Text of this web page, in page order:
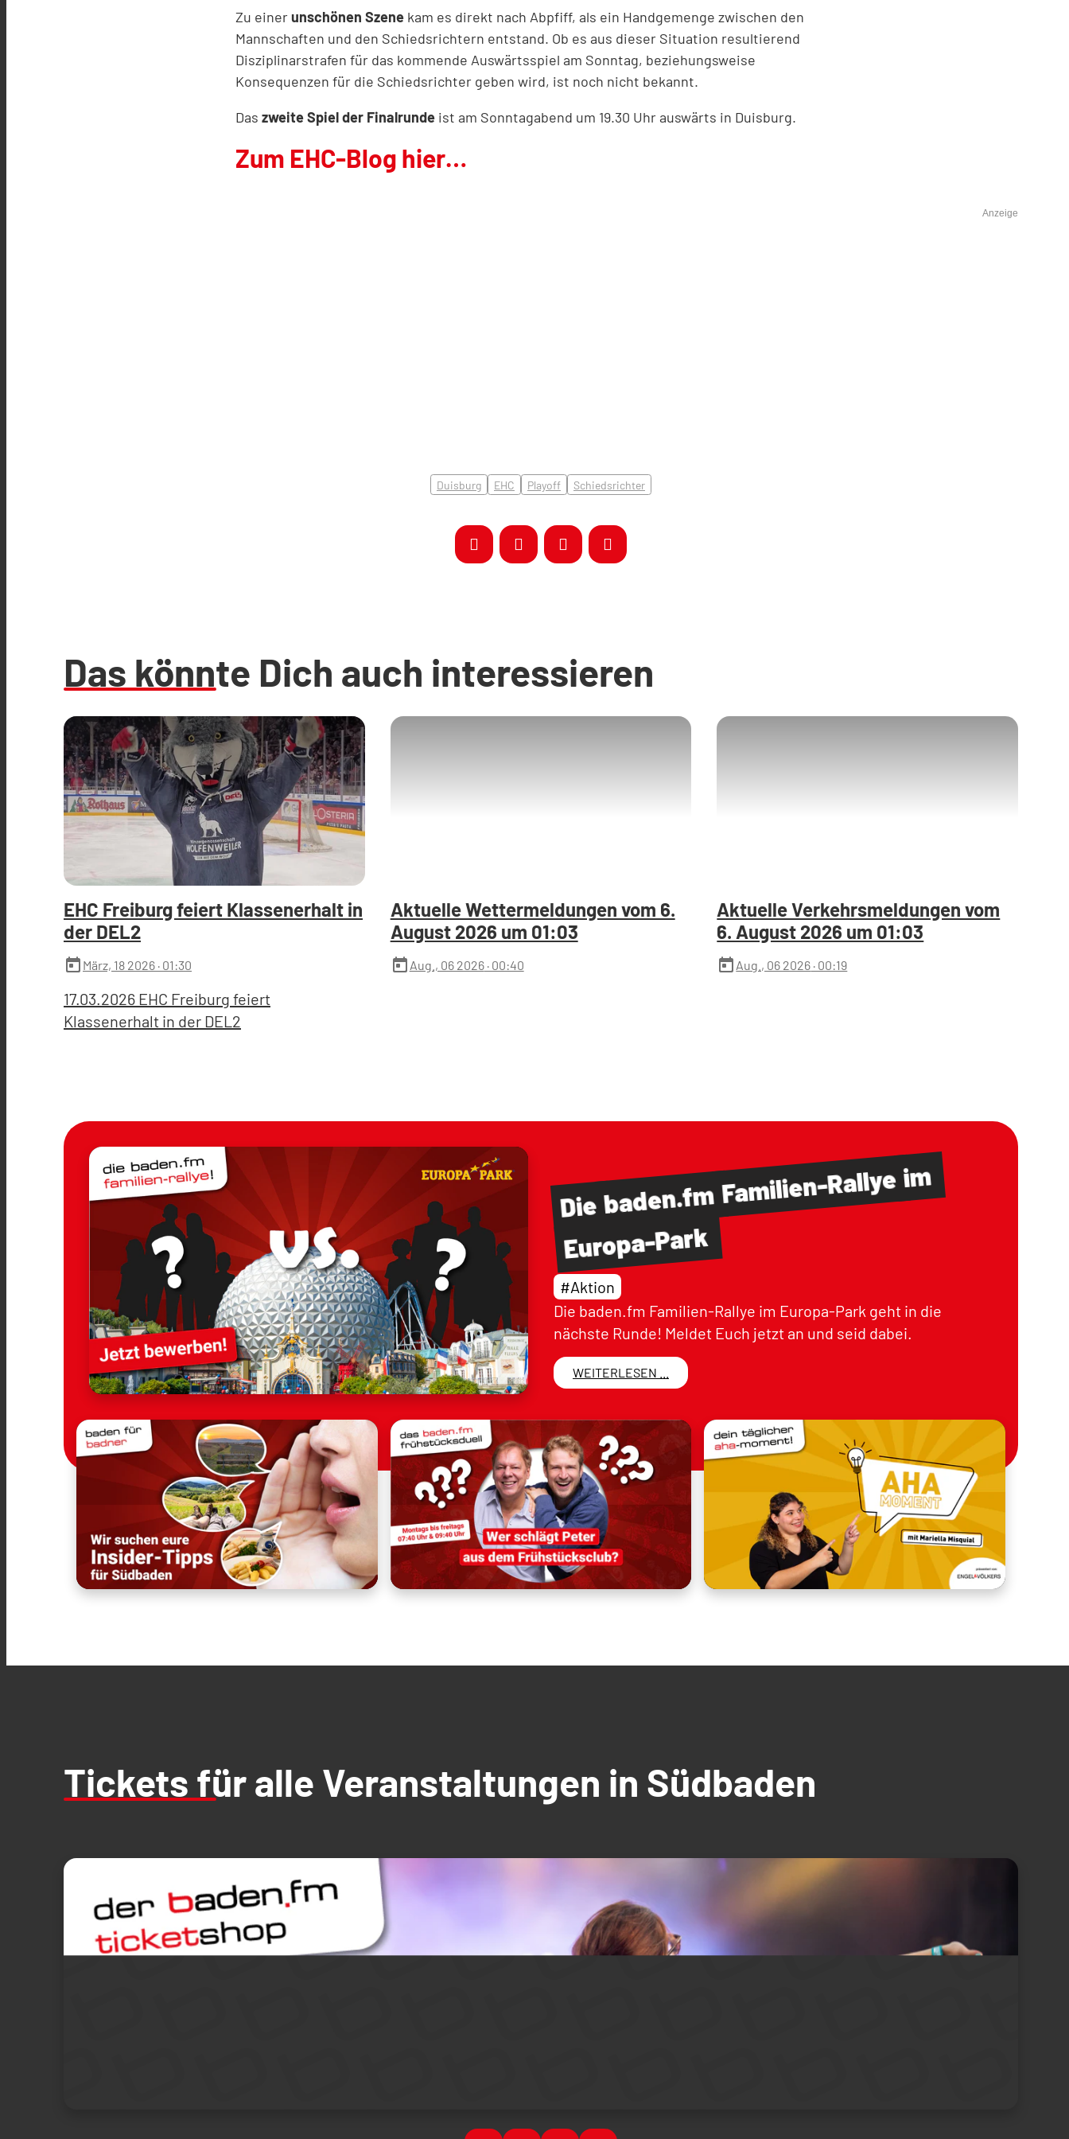
Zu einerunschönen Szene kam es direkt nach Abpfiff, als ein Handgemenge zwischen den
Mannschaften und den Schiedsrichtern entstand. Ob es aus dieser Situation resultierend
Disziplinarstrafen für das kommende Auswärtsspiel am Sonntag, beziehungsweise
Konsequenzen für die Schiedsrichter geben wird, ist noch nicht bekannt.
Das zweite Spiel der Finalrunde ist am Sonntagabend um 19.30 Uhr auswärts in Duisburg.
Zum EHC-Blog hier…
Anzeige
Duisburg EHC Playoff Schiedsrichter
Das könnte Dich auch interessieren
EHC Freiburg feiert Klassenerhalt in
der DEL2
today März, 18 2026 · 01:30
17.03.2026 EHC Freiburg feiert
Klassenerhalt in der DEL2
Aktuelle Wettermeldungen vom 6.
August 2026 um 01:03
today Aug., 06 2026· 00:40
Aktuelle Verkehrsmeldungen vom
6. August 2026 um 01:03
todayAug., 06 2026 · 00:19
Die baden.fmFamilien-Rallyeim
Europa-Park
#Aktion
Die baden.fm Familien-Rallye im Europa-Park geht in die
nächste Runde! Meldet Euch jetzt an und seid dabei.
WEITERLESEN ...
Tickets für alle Veranstaltungen in Südbaden